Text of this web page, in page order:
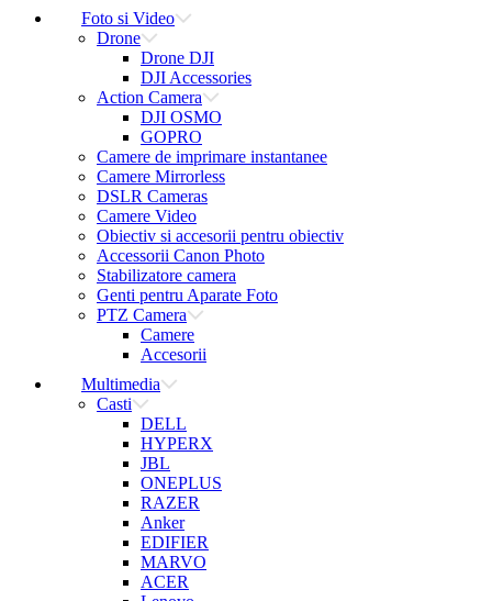
Foto si Video
Drone
Drone DJI
DJI Accessories
Action Camera
DJI OSMO
GOPRO
Camere de imprimare instantanee
Camere Mirrorless
DSLR Cameras
Camere Video
Obiectiv si accesorii pentru obiectiv
Accessorii Canon Photo
Stabilizatore camera
Genti pentru Aparate Foto
PTZ Camera
Camere
Accesorii
Multimedia
Casti
DELL
HYPERX
JBL
ONEPLUS
RAZER
Anker
EDIFIER
MARVO
ACER